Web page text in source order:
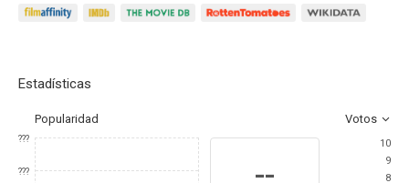
Estadísticas
Popularidad Votos
???
??? --
10
9
8